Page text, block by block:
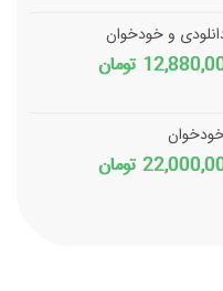
1,800,000 تومان
است.و خودخوان
تومانقیمت
تومانقیمت